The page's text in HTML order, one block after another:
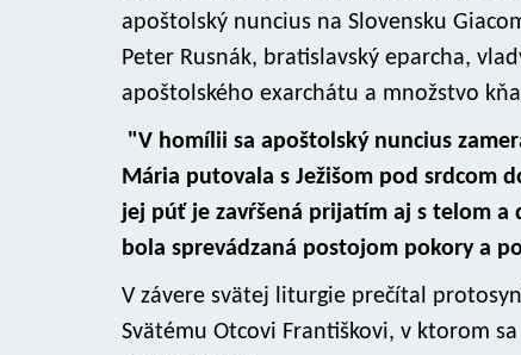
apoštolský nuncius na Slovensku
Peter Rusnák, bratislavský eparcha,
apoštolského exarchátu a množstvo
"V homílii sa apoštolský nuncius
Mária putovala s Ježišom pod srdcom
jej púť je zavŕšená prijatím aj s telom a
bola sprevádzaná postojom pokory a
V závere svätej liturgie prečítal
Svätému Otcovi Františkovi, v ktorom